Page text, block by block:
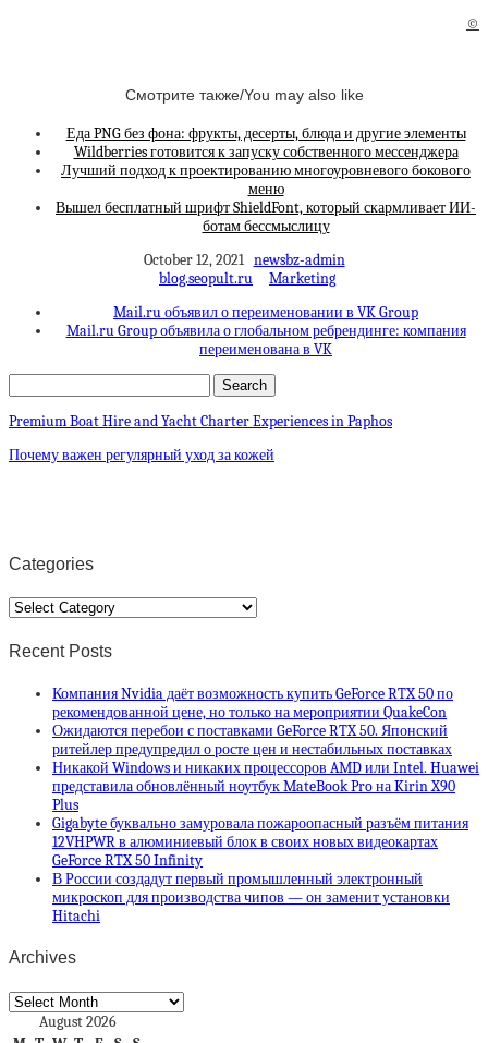
©
Смотрите также/You may also like
Еда PNG без фона: фрукты, десерты, блюда и другие элементы
Wildberries готовится к запуску собственного мессенджера
Лучший подход к проектированию многоуровневого бокового
меню
Вышел бесплатный шрифт ShieldFont, который скармливает ИИ-
ботам бессмыслицу
October 12, 2021 newsbz-admin
blog.seopult.ru
Marketing
Mail.ru объявил о переименовании в VK Group
Mail.ru Group объявила о глобальном ребрендинге: компания
переименована в VK
Premium Boat Hire and Yacht Charter Experiences in Paphos
Почему важен регулярный уход за кожей
Categories
Categories
Recent Posts
Компания Nvidia даёт возможность купить GeForce RTX 50 по
рекомендованной цене, но только на мероприятии QuakeCon
Ожидаются перебои с поставками GeForce RTX 50. Японский
ритейлер предупредил о росте цен и нестабильных поставках
Никакой Windows и никаких процессоров AMD или Intel. Huawei
представила обновлённый ноутбук MateBook Pro на Kirin X90
Plus
Gigabyte буквально замуровала пожароопасный разъём питания
12VHPWR в алюминиевый блок в своих новых видеокартах
GeForce RTX 50 Infinity
В России создадут первый промышленный электронный
микроскоп для производства чипов — он заменит установки
Hitachi
Archives
Archives
August 2026